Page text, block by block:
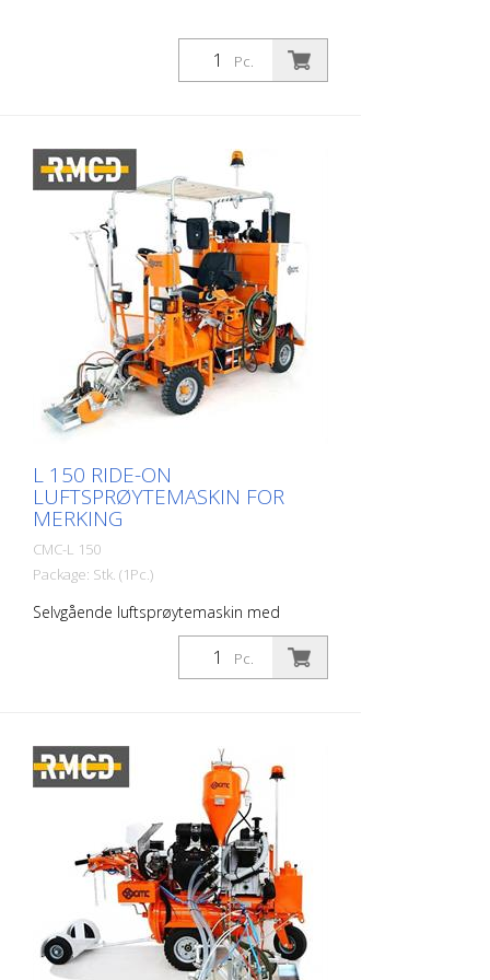
Blekkbeholder: - Kapasitet 60 liter eller 40
liter - med manuell omrører og lokk (helt
tosylindret kompressor: - Luftstrøm 515
l/min - med trykkavlastningsventil
Automatisk sprøytepistol: - Fastmontert
(høyden kan justeres) - Valgfritt
pneumatisk pistoloppheng eller
markeringsskiver (se tilbehør). - Standard
dyse for 10 - 20 cm linje MAKS. LINJE
BREDDE: 30 cm (Kun mulig med
tilsvarende tilbehør) Bruksområder: -
Veimerking i kommunale områder -
Bunnmerking av racerbaner
Pc.
L 150 RIDE-ON
LUFTSPRØYTEMASKIN FOR
MERKING
CMC-L 150
Package: Stk. (1Pc.)
Selvgående luftsprøytemaskin med
hydraulisk drivverk. For veimerking i
byområder eller på landeveier.
Bensinmotor: - Effekt 27 hk - Ekstern
rotasjonslys Hydraulisk drift med: - 2
motorer direkte koblet til bakhjulene -
Styrespak: styrer forover, bakover og
nøytral - Pumpe med variabel
gjennomstrømning 2 parkeringsbremser: -
på bakhjulene integrert i de hydrauliske
motorene, styres av håndbremsspaken
RMCD - kontrollenhet for veimerking Kan
leveres som tilleggsutstyr med det
kanskje mest brukervennlige systemet for
veimerking! Med høyoppløselig
Pc.